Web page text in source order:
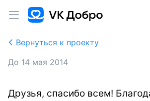
Вернуться к проекту
До 14 мая 2014
Друзья, спасибо всем!